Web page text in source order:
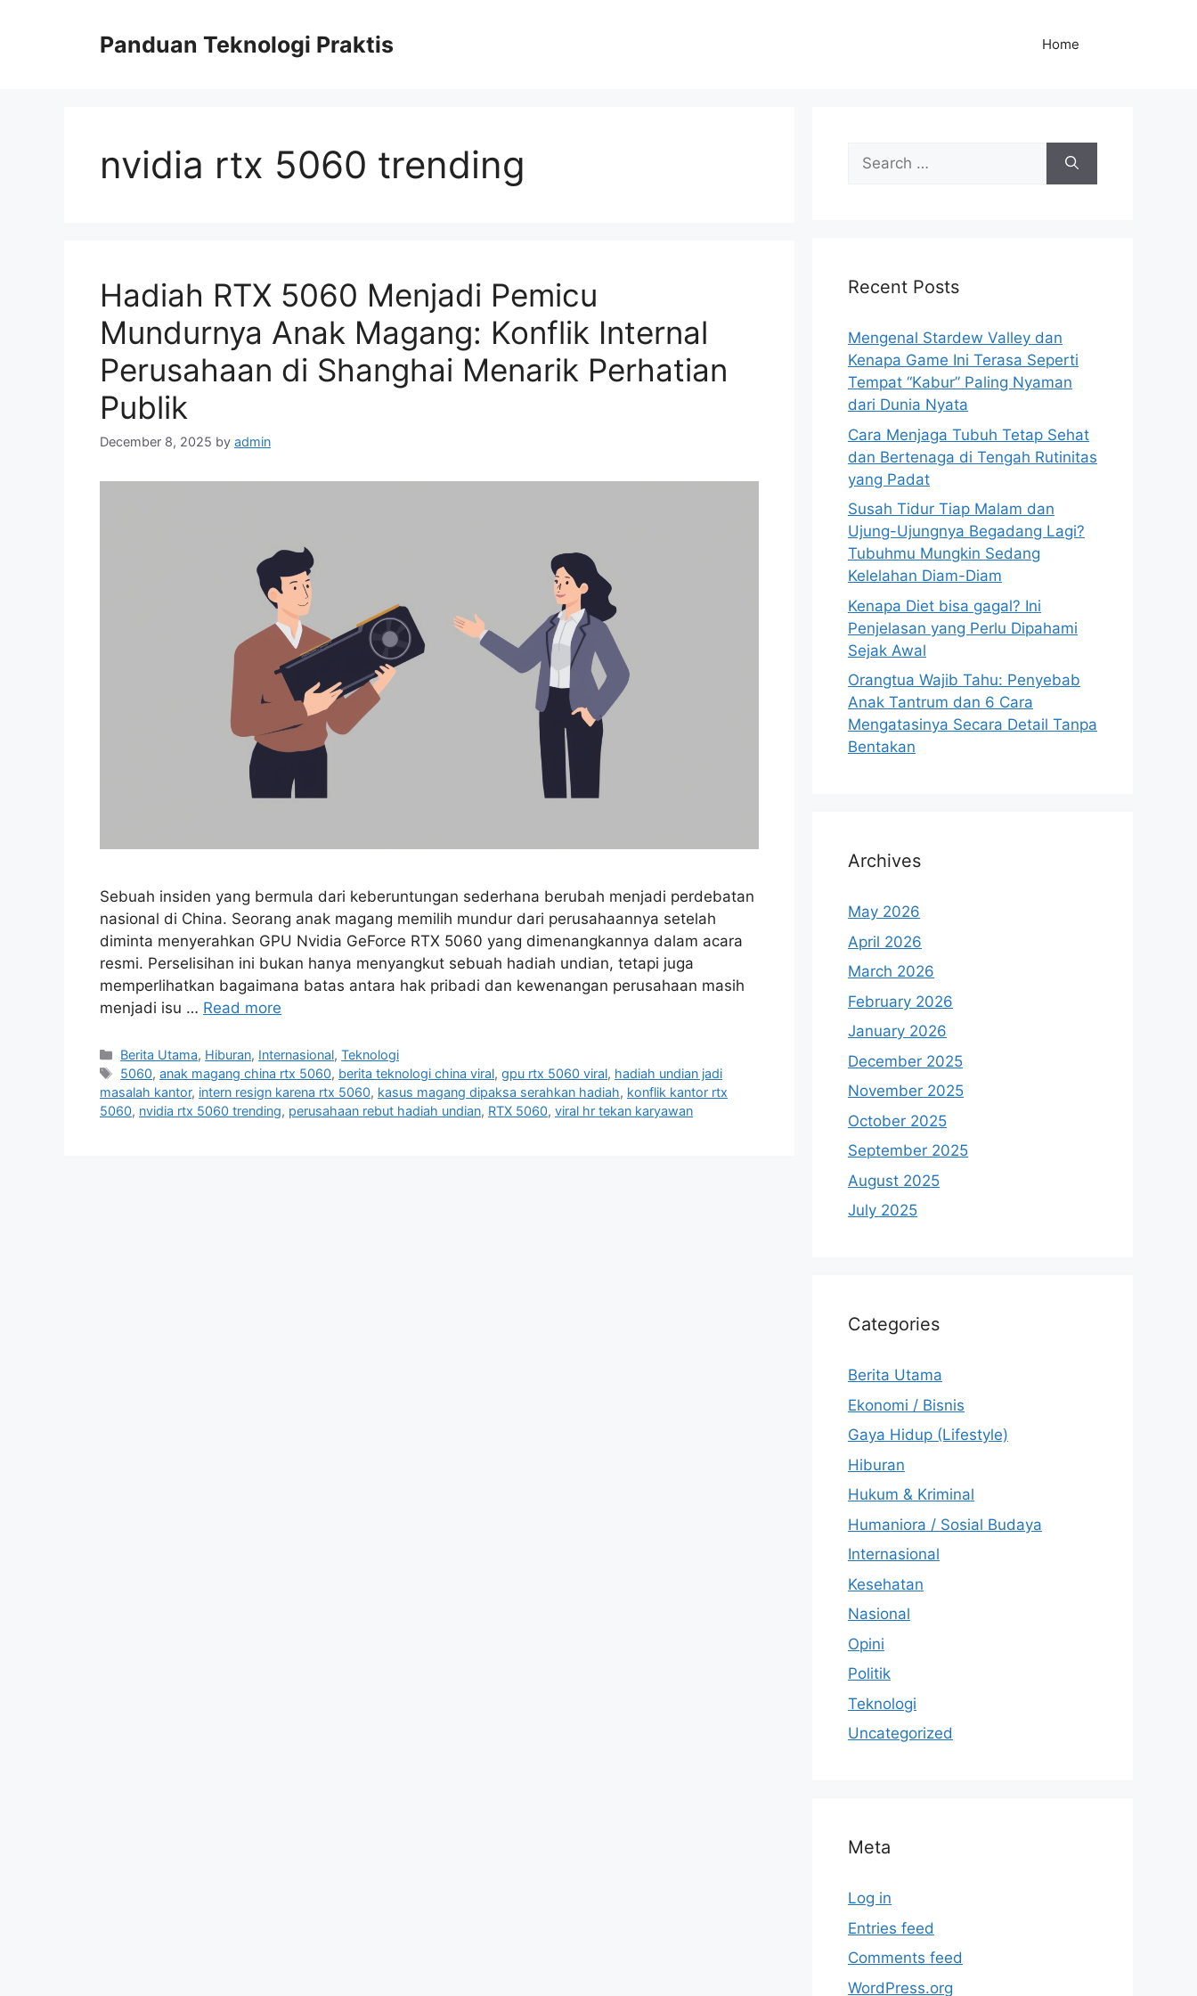
Panduan Teknologi Praktis Home
nvidia rtx 5060 trending
Hadiah RTX 5060 Menjadi Pemicu
Mundurnya Anak Magang: Konflik Internal
Perusahaan di Shanghai Menarik Perhatian
Publik
December 8, 2025 by admin
Sebuah insiden yang bermula dari keberuntungan sederhana berubah menjadi perdebatan
nasional di China. Seorang anak magang memilih mundur dari perusahaannya setelah
diminta menyerahkan GPU Nvidia GeForce RTX 5060 yang dimenangkannya dalam acara
resmi. Perselisihan ini bukan hanya menyangkut sebuah hadiah undian, tetapi juga
memperlihatkan bagaimana batas antara hak pribadi dan kewenangan perusahaan masih
menjadi isu … Read more
C
a
t
e
Berita Utama, Hiburan, Internasional,Teknologi
T
a
g
5060,anak magang china rtx 5060, berita teknologi china viral,gpu rtx 5060 viral, hadiah undian jadi
masalah kantor, intern resign karena rtx 5060, kasus magang dipaksa serahkan hadiah, konflik kantor rtx
5060, nvidia rtx 5060 trending, perusahaan rebut hadiah undian, RTX 5060, viral hr tekan karyawan
f
r
:
Recent Posts
Mengenal Stardew Valley dan
Kenapa Game Ini Terasa Seperti
Tempat “Kabur” Paling Nyaman
dari Dunia Nyata
Cara Menjaga Tubuh Tetap Sehat
dan Bertenaga di Tengah Rutinitas
yang Padat
Susah Tidur Tiap Malam dan
Ujung-Ujungnya Begadang Lagi?
Tubuhmu Mungkin Sedang
Kelelahan Diam-Diam
Kenapa Diet bisa gagal? Ini
Penjelasan yang Perlu Dipahami
Sejak Awal
Orangtua Wajib Tahu: Penyebab
Anak Tantrum dan 6 Cara
Mengatasinya Secara Detail Tanpa
Bentakan
Archives
May 2026
April 2026
March 2026
February 2026
January 2026
December 2025
November 2025
October 2025
September 2025
August 2025
July 2025
Categories
Berita Utama
Ekonomi / Bisnis
Gaya Hidup (Lifestyle)
Hiburan
Hukum & Kriminal
Humaniora / Sosial Budaya
Internasional
Kesehatan
Nasional
Opini
Politik
Teknologi
Uncategorized
Meta
Log in
Entries feed
Comments feed
WordPress.org